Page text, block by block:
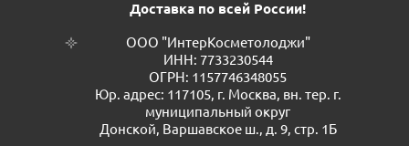
Доставка по всей России!
ООО "ИнтерКосметолоджи"
ИНН: 7733230544
ОГРН: 1157746348055
Юр. адрес: 117105, г. Москва, вн. тер. г.
муниципальный округ
Донской, Варшавское ш., д. 9, стр. 1Б